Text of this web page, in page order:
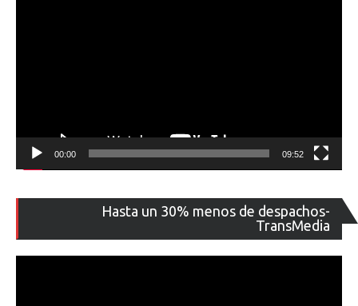
00:00 09:52
Hasta un 30% menos de despachos-
TransMedia
de